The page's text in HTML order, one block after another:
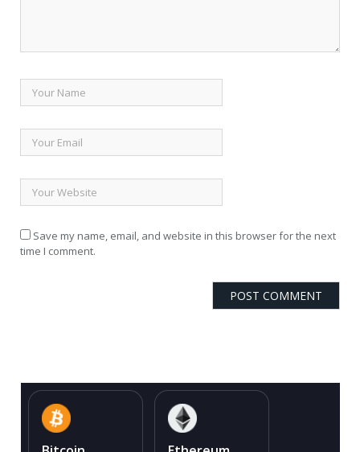
Save my name, email, and website in this browser for the next
time I comment.